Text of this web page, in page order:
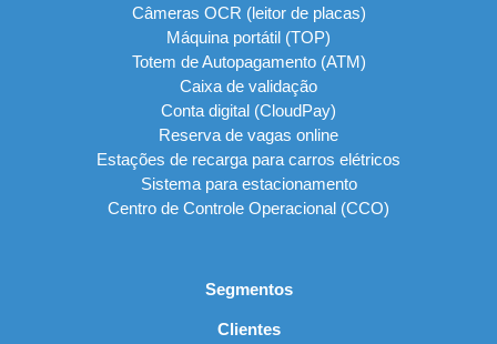
Câmeras OCR (leitor de placas)
Máquina portátil (TOP)
Totem de Autopagamento (ATM)
Caixa de validação
Conta digital (CloudPay)
Reserva de vagas online
Estações de recarga para carros elétricos
Sistema para estacionamento
Centro de Controle Operacional (CCO)
Segmentos
Clientes